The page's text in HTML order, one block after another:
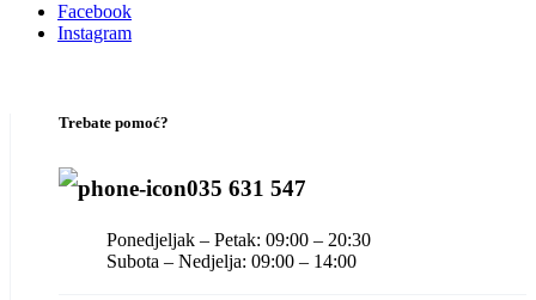
Facebook
Instagram
Trebate pomoć?
035 631 547
Ponedjeljak – Petak: 09:00 – 20:30
Subota – Nedjelja: 09:00 – 14:00